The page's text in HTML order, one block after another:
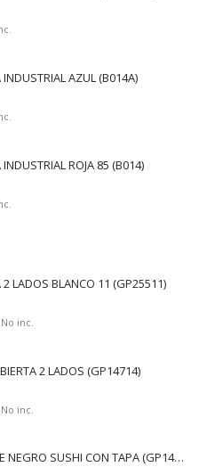
AZUL (B014A)
ROJA 85 (B014)
2 LADOS BLANCO 11 (GP25511)
No inc.
2 LADOS (GP14714)
inc.
COMBO ENVASE NEGRO SUSHI CON TAPA (GP14529)